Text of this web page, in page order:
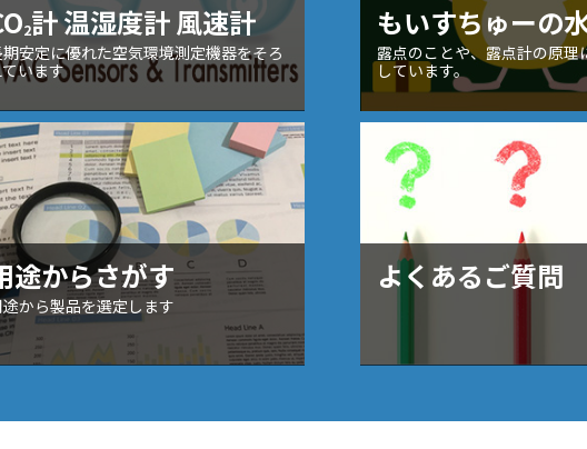
2計 温湿度計 風速計
安定に優れた空気環境測定機器をそろ
います
もいすちゅーの
露点のことや、露点計の原理
しています。
途からさがす
から製品を選定します
よくあるご質問